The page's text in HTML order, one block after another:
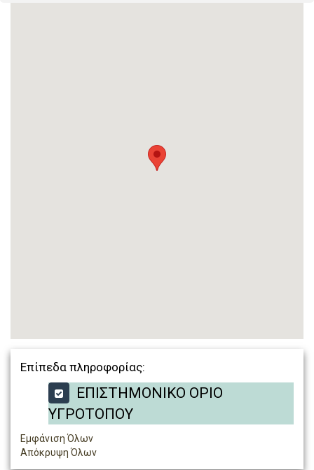
Επίπεδα πληροφορίας:
ΕΠΙΣΤΗΜΟΝΙΚΟ ΟΡΙΟ
ΥΓΡΟΤΟΠΟΥ
Εμφάνιση Όλων
Απόκρυψη Όλων